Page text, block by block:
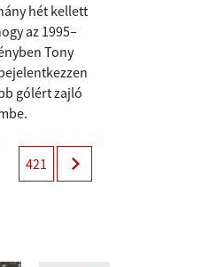
hét kellett
az 1995–
Tony
gólért zajló
421